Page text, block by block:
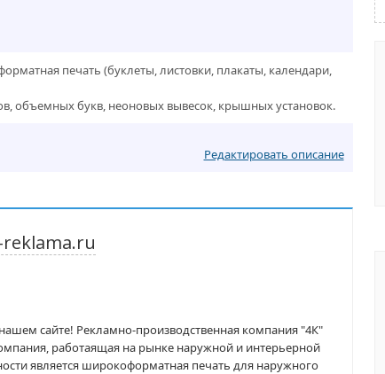
печать (буклеты, листовки, плакаты, календари,
объемных букв, неоновых вывесок, крышных установок.
Редактировать описание
сайте! Рекламно-производственная компания "4К"
работаящая на рынке наружной и интерьерной
является широкоформатная печать для наружного